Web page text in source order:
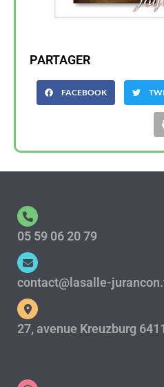
PARTAGER
FACEBOOK
05 59 06 20 79
contact@lasalle-
27, avenue Kreuzburg